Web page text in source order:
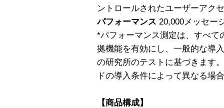
ントロールされたユーザーアク
パフォーマンス 20,000メッセー
*パフォーマンス測定は、すべて
拠機能を有効にし、一般的な導
の研究所のテストに基づきます
ドの導入条件によって異なる場
【商品構成】